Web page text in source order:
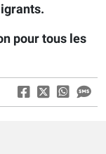
pour tous les